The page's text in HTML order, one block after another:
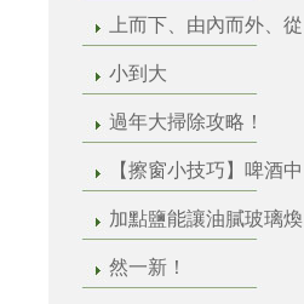
上而下、由內而外、從
小到大
過年大掃除攻略！
【擦窗小技巧】啤酒中
加點鹽能讓油膩玻璃煥
然一新！